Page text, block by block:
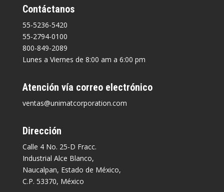
Contáctanos
55-5236-5420
55-2794-0100
800-849-2089
Lunes a Viernes de 8:00 am a 6:00 pm
Atención vía correo electrónico
ventas@unimatcorporation.com
Dirección
Calle 4 No. 25-D Fracc.
Industrial Alce Blanco,
Naucalpan, Estado de México,
C.P. 53370, México